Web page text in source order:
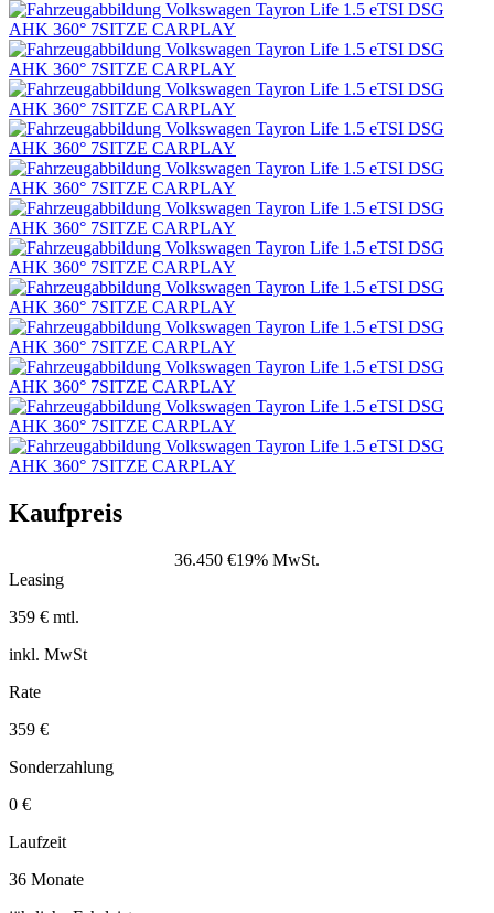
Kaufpreis
36.450 €19% MwSt.
Leasing
359 € mtl.
inkl. MwSt
Rate
359 €
Sonderzahlung
0 €
Laufzeit
36 Monate